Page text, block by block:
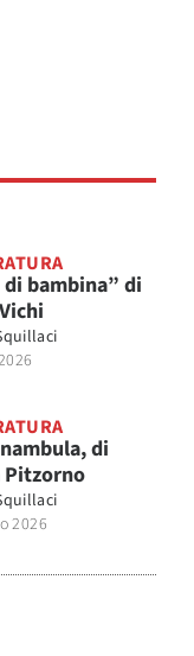
di bambina” di
di
Pitzorno
2026